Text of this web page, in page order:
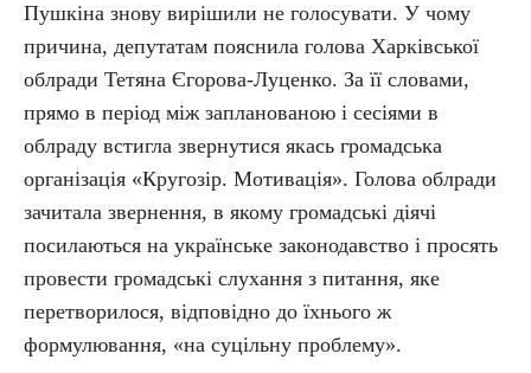
Пушкіна знову вирішили не голосувати. У чому
причина, депутатам пояснила голова Харківської
облради Тетяна Єгорова-Луценко. За її словами,
прямо в період між запланованою і сесіями в
облраду встигла звернутися якась громадська
організація «Кругозір. Мотивація». Голова облради
зачитала звернення, в якому громадські діячі
посилаються на українське законодавство і просять
провести громадські слухання з питання, яке
перетворилося, відповідно до їхнього ж
формулювання, «на суцільну проблему».